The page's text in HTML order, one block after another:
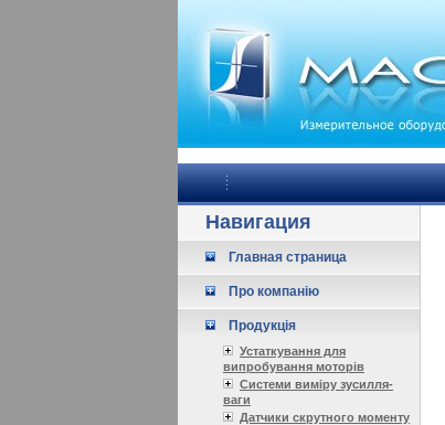
Навигация
Главная страница
Про компанію
Продукція
Устаткування для
випробування моторів
Системи виміру зусилля-
ваги
Датчики скрутного моменту